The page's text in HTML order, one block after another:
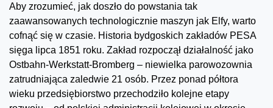
Aby zrozumieć, jak doszło do powstania tak
zaawansowanych technologicznie maszyn jak Elfy, warto
cofnąć się w czasie. Historia bydgoskich zakładów PESA
sięga lipca 1851 roku. Zakład rozpoczął działalność jako
Ostbahn-Werkstatt-Bromberg – niewielka parowozownia
zatrudniająca zaledwie 21 osób. Przez ponad półtora
wieku przedsiębiorstwo przechodziło kolejne etapy